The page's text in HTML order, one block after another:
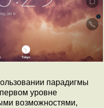
парадигмы
уровне
возможностями,